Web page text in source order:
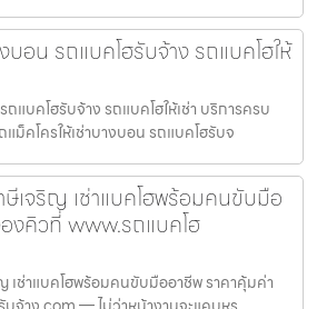
บอน รถแบคโฮรับจ้าง รถแบคโฮให้
ถแบคโฮรับจ้าง รถแบคโฮให้เช่า บริการครบ
ม็คโครให้เช่าบางบอน รถแบคโฮรับจ
เจริญ เช่าแบคโฮพร้อมคนขับมือ
งคิวที่ www.รถแบคโฮ
เช่าแบคโฮพร้อมคนขับมืออาชีพ ราคาคุ้มค่า